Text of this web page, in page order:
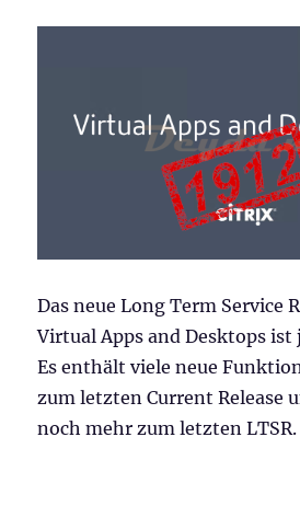
Das neue Long Term Service
Virtual Apps and Desktops
Es enthält viele neue
zum letzten Current Release
noch mehr zum letzten LTSR.